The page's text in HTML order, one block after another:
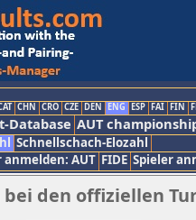
CHN CRO CZE DEN ENG ESP FAI FIN
Database AUT
Schnellschach-Elozahl
AUT FIDE Spieler
den offiziellen